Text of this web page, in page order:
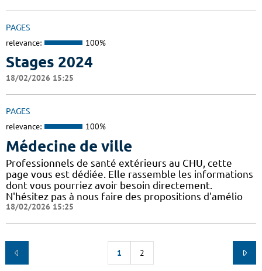
PAGES
relevance: 100%
Stages 2024
18/02/2026 15:25
PAGES
relevance: 100%
Médecine de ville
Professionnels de santé extérieurs au CHU, cette
page vous est dédiée. Elle rassemble les informations
dont vous pourriez avoir besoin directement.
N'hésitez pas à nous faire des propositions d'amélio
18/02/2026 15:25
1 2